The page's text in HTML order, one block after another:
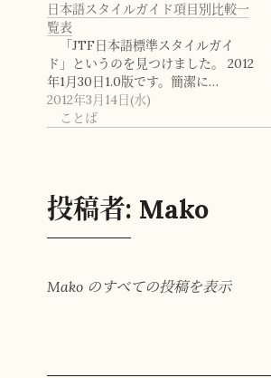
日本語スタイルガイド項目別比較一
覧表
「JTF日本語標準スタイルガイ
ド」というのを見つけました。 2012
年1月30日1.0版です。簡潔に…
2012年3月14日(水)
ことば
投稿者: Mako
Mako のすべての投稿を表示